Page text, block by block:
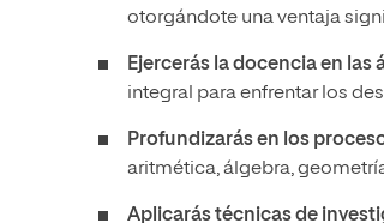
otorgándote una ventaja
Ejercerás la docencia en
integral para enfrentar los
Profundizarás en los
aritmética, álgebra,
Aplicarás técnicas de